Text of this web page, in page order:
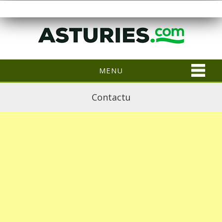
MENU
Contactu